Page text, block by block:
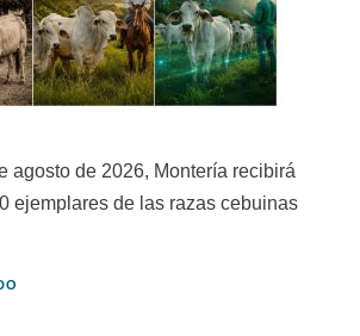
agosto de 2026, Montería recibirá
ejemplares de las razas cebuinas